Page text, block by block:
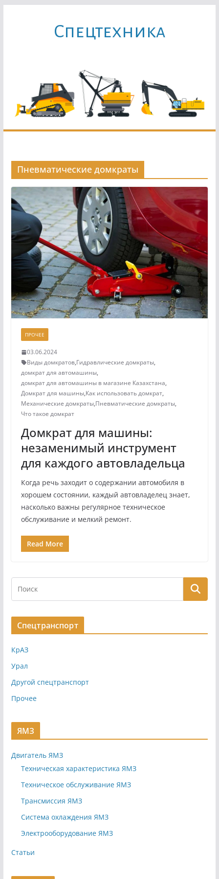
содержимомуCпецтехника
Пневматические домкраты
ПРОЧЕЕ
03.06.2024
Виды домкратов,Гидравлические домкраты,
домкрат для автомашины,
домкрат для автомашины в магазине Казахстана,
Домкрат для машины,Как использовать домкрат,
Механические домкраты,Пневматические домкраты,
Что такое домкрат
Домкрат для машины:
незаменимый инструмент
для каждого автовладельца
Когда речь заходит о содержании автомобиля в
хорошем состоянии, каждый автовладелец знает,
насколько важны регулярное техническое
обслуживание и мелкий ремонт.
Read More
Спецтранспорт
КрАЗ
Урал
Другой спецтранспорт
Прочее
ЯМЗ
Двигатель ЯМЗ
Техническая характеристика ЯМЗ
Техническое обслуживание ЯМЗ
Трансмиссия ЯМЗ
Система охлаждения ЯМЗ
Электрооборудование ЯМЗ
Статьи